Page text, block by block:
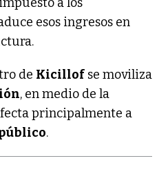
esos ingresos en
de Kicillofse moviliza
, en medio de la
principalmente a
.